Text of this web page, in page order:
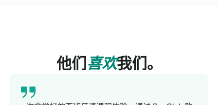
他们 喜欢我们。